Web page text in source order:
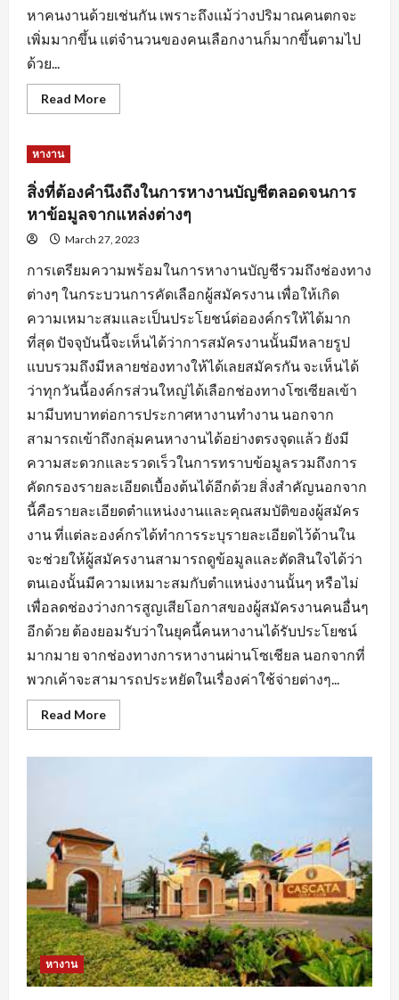
หาคนงานด้วยเช่นกัน เพราะถึงแม้ว่างปริมาณคนตกจะ
เพิ่มมากขึ้น แต่จำนวนของคนเลือกงานก็มากขึ้นตามไป
ด้วย...
Read MoreRead
more
สำหรับ
คน
หา
คน
เพื่อ
ให้การ
งาน
ไป
ดี
หางาน
สิ่งที่ต้องคำนึงถึงในการหางานบัญชีตลอดจนการ
หาข้อมูลจากแหล่งต่างๆ
March 27, 2023
การเตรียมความพร้อมในการหางานบัญชีรวมถึงช่องทาง
ต่างๆ ในกระบวนการคัดเลือกผู้สมัครงาน เพื่อให้เกิด
ความเหมาะสมและเป็นประโยชน์ต่อองค์กรให้ได้มาก
ที่สุด ปัจจุบันนี้จะเห็นได้ว่าการสมัครงานนั้นมีหลายรูป
แบบรวมถึงมีหลายช่องทางให้ได้เลยสมัครกัน จะเห็นได้
ว่าทุกวันนี้องค์กรส่วนใหญ่ได้เลือกช่องทางโซเซียลเข้า
มามีบทบาทต่อการประกาศหางานทำงาน นอกจาก
สามารถเข้าถึงกลุ่มคนหางานได้อย่างตรงจุดแล้ว ยังมี
ความสะดวกและรวดเร็วในการทราบข้อมูลรวมถึงการ
คัดกรองรายละเอียดเบื้องต้นได้อีกด้วย สิ่งสำคัญนอกจาก
นี้คือรายละเอียดตำแหน่งงานและคุณสมบัติของผู้สมัคร
งาน ที่แต่ละองค์กรได้ทำการระบุรายละเอียดไว้ด้านใน
จะช่วยให้ผู้สมัครงานสามารถดูข้อมูลและตัดสินใจได้ว่า
ตนเองนั้นมีความเหมาะสมกับตำแหน่งงานนั้นๆ หรือไม่
เพื่อลดช่องว่างการสูญเสียโอกาสของผู้สมัครงานคนอื่นๆ
อีกด้วย ต้องยอมรับว่าในยุคนี้คนหางานได้รับประโยชน์
มากมาย จากช่องทางการหางานผ่านโซเชียล นอกจากที่
พวกเค้าจะสามารถประหยัดในเรื่องค่าใช้จ่ายต่างๆ...
Read MoreRead
more
หา
งาน
บัญชี
ตลอด
จน
การ
หา
ข้อมูล
จาก
แหล่ง
ต่างๆ
หางาน